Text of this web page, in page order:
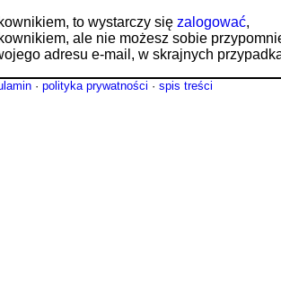
to wystarczy się zalogować,
ale nie możesz sobie
adresu e-mail, w skrajnych
· polityka prywatności · spis treści